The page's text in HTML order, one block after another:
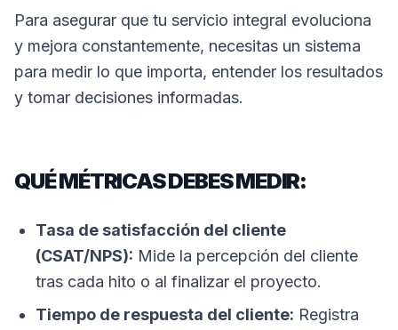
Para asegurar que tu servicio integral evoluciona
y mejora constantemente, necesitas un sistema
para medir lo que importa, entender los resultados
y tomar decisiones informadas.
QUÉ MÉTRICAS DEBES MEDIR:
Tasa de satisfacción del cliente
(CSAT/NPS): Mide la percepción del cliente
tras cada hito o al finalizar el proyecto.
Tiempo de respuesta del cliente: Registra